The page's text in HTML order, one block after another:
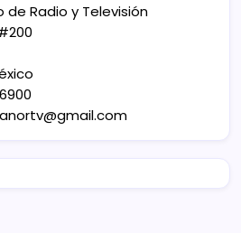
Radio y Televisión